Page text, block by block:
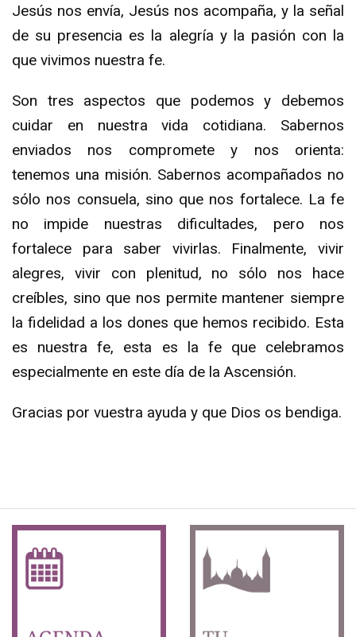
Jesús nos envía, Jesús nos acompaña, y la señal
de su presencia es la alegría y la pasión con la
que vivimos nuestra fe.
Son tres aspectos que podemos y debemos
cuidar en nuestra vida cotidiana. Sabernos
enviados nos compromete y nos orienta:
tenemos una misión. Sabernos acompañados no
sólo nos consuela, sino que nos fortalece. La fe
no impide nuestras dificultades, pero nos
fortalece para saber vivirlas. Finalmente, vivir
alegres, vivir con plenitud, no sólo nos hace
creíbles, sino que nos permite mantener siempre
la fidelidad a los dones que hemos recibido. Esta
es nuestra fe, esta es la fe que celebramos
especialmente en este día de la Ascensión.
Gracias por vuestra ayuda y que Dios os bendiga.